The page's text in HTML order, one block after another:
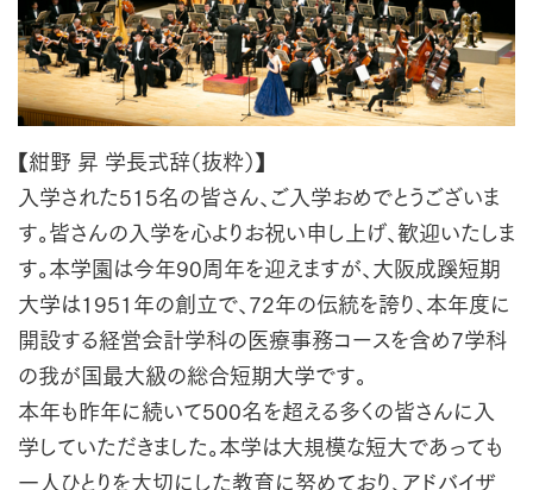
【紺野 昇 学長式辞（抜粋）】
入学された515名の皆さん、ご入学おめでとうございま
す。皆さんの入学を心よりお祝い申し上げ、歓迎いたしま
す。本学園は今年90周年を迎えますが、大阪成蹊短期
大学は1951年の創立で、72年の伝統を誇り、本年度に
開設する経営会計学科の医療事務コースを含め7学科
の我が国最大級の総合短期大学です。
本年も昨年に続いて500名を超える多くの皆さんに入
学していただきました。本学は大規模な短大であっても
一人ひとりを大切にした教育に努めており、アドバイザ